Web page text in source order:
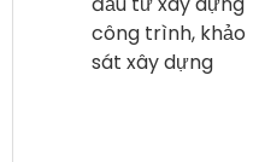
công trình, khảo
sát xây dựng